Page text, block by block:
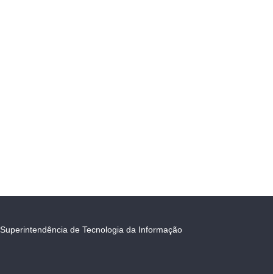
Superintendência de Tecnologia da Informação